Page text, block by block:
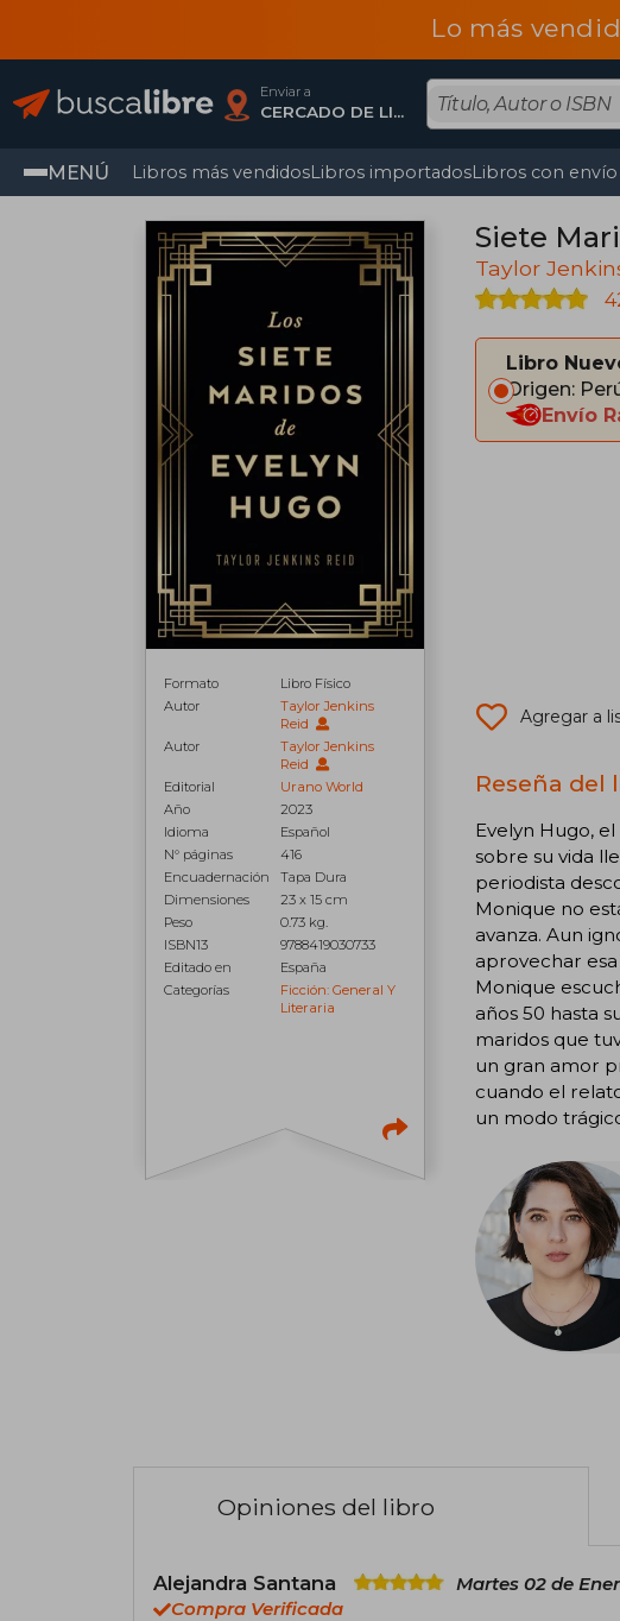
Lo más
Enviar a
CERCADO DE LIMA, Lima
MENÚ Libros más vendidosLibros importadosLibros con
Formato
Libro Físico
Autor
Taylor Jenkins
Reid
Autor
Taylor Jenkins
Reid
Editorial
Urano World
Año
2023
Idioma
Español
N° páginas
416
Encuadernación
Tapa Dura
Dimensiones
23 x 15 cm
Peso
0.73 kg.
ISBN13
9788419030733
Editado en
España
Categorías
Ficción: General Y
Literaria
Siete
Taylor
Libro
Origen:
Envío
Agregar a
Reseña del
Evelyn Hugo,
sobre su vida
periodista
Monique no
avanza. Aun
aprovechar
Monique
años 50 hasta
maridos que
un gran amor
cuando el
un modo
Opiniones del libro
Alejandra Santana
Martes 02 de
Compra Verificada